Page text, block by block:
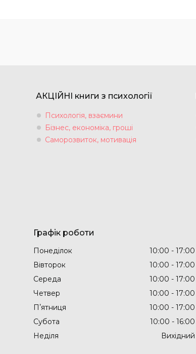
АКЦІЙНІ книги з психології
Психологія, взаємини
Бізнес, економіка, гроші
Саморозвиток, мотивація
Графік роботи
Понеділок 10:00
17:00
Вівторок
10:00
17:00
Середа
10:00
17:00
Четвер
10:00
17:00
Пʼятниця
10:00
17:00
Субота
10:00
16:00
Неділя
Вихідний